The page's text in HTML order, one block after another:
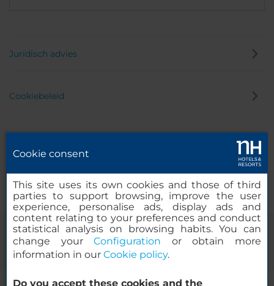
Juridisch advies
Cookiebeleid
Klokkenluider
Cookie consent
This site uses its own cookies and those of third
parties to support browsing, improve the user
experience, personalise ads, display ads and
content relating to your preferences and conduct
statistical analysis on browsing habits. You can
change yourConfiguration or obtain more
information in our Cookie policy.
Do you accept these cookies and the